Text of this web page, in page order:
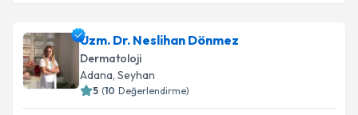
Uzm. Dr. Neslihan Dönmez
Dermatoloji
Adana, Seyhan
5 (10 Değerlendirme)